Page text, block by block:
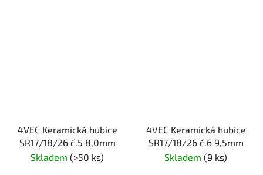
4VEC Keramická hubice
SR17/18/26 č.5 8,0mm
Skladem (>50 ks)
4VEC Keramická hubice
SR17/18/26 č.6 9,5mm
Skladem (9 ks)